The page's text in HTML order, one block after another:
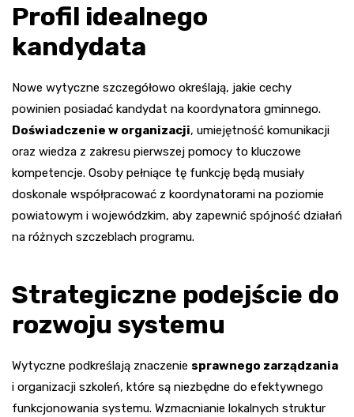
Profil idealnego
kandydata
Nowe wytyczne szczegółowo określają, jakie cechy
powinien posiadać kandydat na koordynatora gminnego.
Doświadczenie w organizacji, umiejętność komunikacji
oraz wiedza z zakresu pierwszej pomocy to kluczowe
kompetencje. Osoby pełniące tę funkcję będą musiały
doskonale współpracować z koordynatorami na poziomie
powiatowym i wojewódzkim, aby zapewnić spójność działań
na różnych szczeblach programu.
Strategiczne podejście do
rozwoju systemu
Wytyczne podkreślają znaczenie sprawnego zarządzania
i organizacji szkoleń, które są niezbędne do efektywnego
funkcjonowania systemu. Wzmacnianie lokalnych struktur